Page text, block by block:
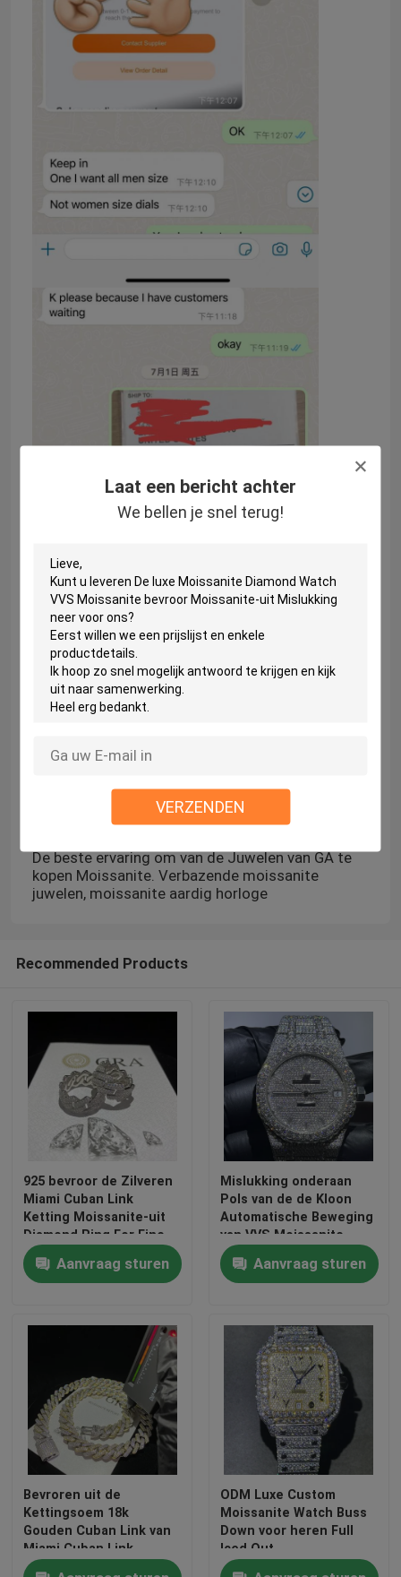
Laat een bericht achter
We bellen je snel terug!
VERZENDEN
Huis
Producten
Fabrieksreis
Kwaliteitscontrole
Nieuws
Gevallen
Verzoek om een Citaat
Moissanite Diamond Watch
De beste ervaring om van de Juwelen van GA te
kopen Moissanite. Verbazende moissanite
juwelen, moissanite aardig horloge
Recommended Products
925 bevroor de Zilveren
Miami Cuban Link
Ketting Moissanite-uit
Diamond Ring For Fine
Jewelry van Mensen
Aanvraag sturen
Mislukking onderaan
Pols van de de Kloon
Automatische Beweging
van VVS Moissanite
Diamond Iced Out Luxury
Watch de Zwitserse
Aanvraag sturen
Bevroren uit de
Kettingsoem 18k
Gouden Cuban Link van
Miami Cuban Link
Ketting 925 Sterling
ODM Luxe Custom
Moissanite Watch Buss
Down voor heren Full
Iced Out